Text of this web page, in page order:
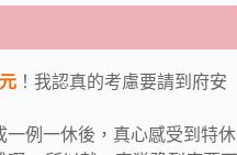
！我認真的考慮要請到府安
例一休後，真心感受到特休